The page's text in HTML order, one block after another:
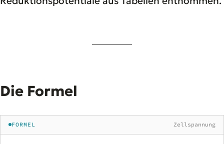
Die Formel
FORMEL Zellspannung